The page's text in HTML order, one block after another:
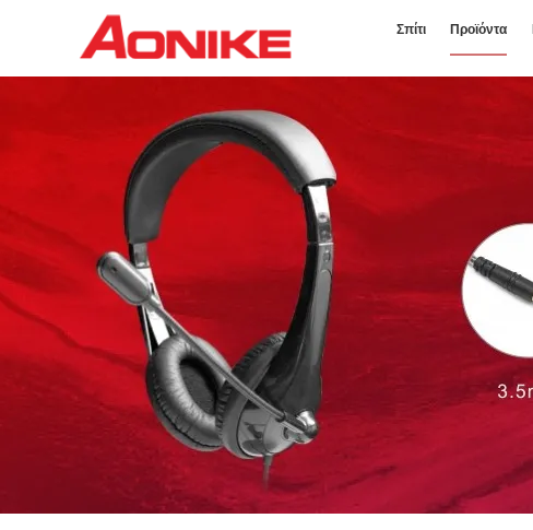
Σπίτι Προϊόντα